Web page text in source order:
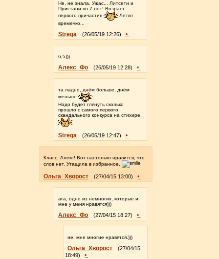
Не, не знала. Ужас... Литсети и
Пристани по 7 лет! Возраст
первого причастия
Летит
времечко...
Strega (26/05/19 12:26) •
6,5)))
Алекс_Фо (26/05/19 12:28) •
та ладно, днём больше, днём
меньше
Надо будет глянуть сколько
прошло с самого первого,
скандального конкурса на стихире
Strega (26/05/19 12:47) •
Класс, Алекс! Вот настолько нравится, что
слов нет. Утащила в избранное.
Ольга_Хворост (27/04/15 13:00) •
ага, одно из немногих, которые и
мне у меня нравятся)))
Алекс_Фо (27/04/15 18:27) •
не, мне многие нравятся.)))
Ольга_Хворост
(27/04/15
18:49)
•